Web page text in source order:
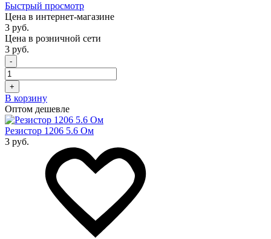
Быстрый просмотр
Цена в интернет-магазине
3 руб.
Цена в розничной сети
3 руб.
-
+
В корзину
Оптом дешевле
Резистор 1206 5.6 Ом
3 руб.